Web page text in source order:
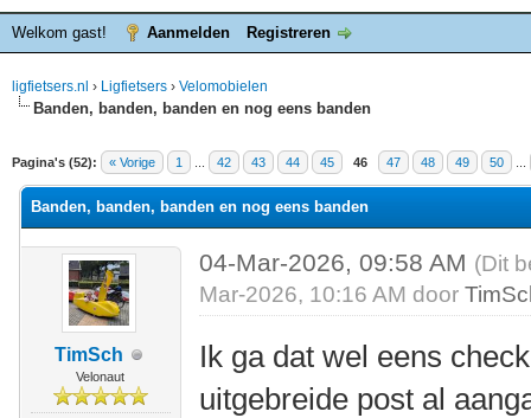
Welkom gast! Aanmelden Registreren
ligfietsers.nl › Ligfietsers › Velomobielen
Banden, banden, banden en nog eens banden
Pagina's (52): « Vorige 1 42 43 44 45 46 47 48 49 50
waardering is 3
Banden, banden, banden en nog eens banden
TimSch
Velonaut
04-Mar-2026, 09:58 AM (Dit
Mar-2026, 10:16 AM door
Ik ga dat wel eens
uitgebreide post al